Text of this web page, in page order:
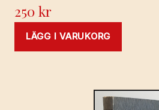
250kr
LÄGG I VARUKORG